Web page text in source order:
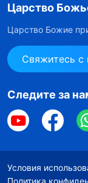
путь?
Как же
Восточная
Всемогущий
есть ли в
являются ли
Царство
Царство Божие
Свяжитесь с
Следите за
Условия
Политика